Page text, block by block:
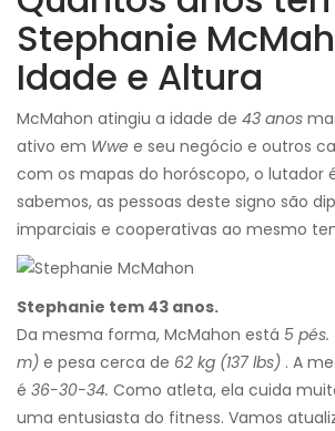
Stephanie
Idade e Altura
McMahon atingiu a idade de 43 anos
ativo em Wwe e seu negócio e outros
com os mapas do horóscopo, o lutador
sabemos, as pessoas deste signo são
imparciais e cooperativas ao mesmo
Stephanie tem 43 anos.
Da mesma forma, McMahon está 5 pés.
m) e pesa cerca de 62 kg (137 lbs) . A
é 36-30-34. Como atleta, ela cuida
uma entusiasta do fitness. Vamos